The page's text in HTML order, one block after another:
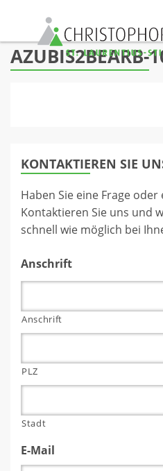
Skip to content
AZUBIS2BEARB-
KONTAKTIEREN SIE
Haben Sie eine Frage
Kontaktieren Sie uns und
schnell wie möglich bei
Anschrift
Anschrift
PLZ
Stadt
E-Mail